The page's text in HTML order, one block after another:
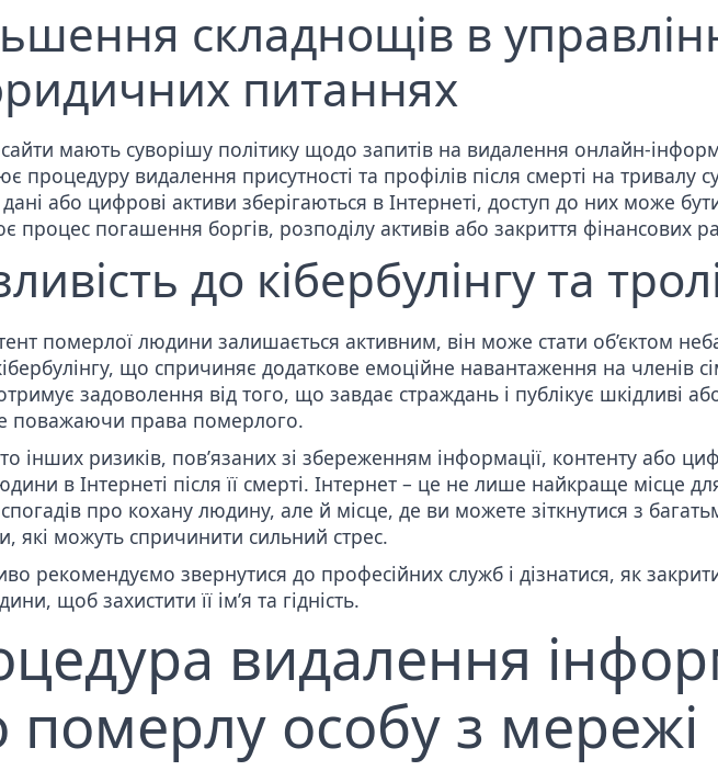
складнощів в
питаннях
мають суворішу політику щодо запитів на видалення онлайн-
процедуру видалення присутності та профілів після смерті на тривалу
дані або цифрові активи зберігаються в Інтернеті, доступ до них може
процес погашення боргів, розподілу активів або закриття фінансових
до кібербулінгу та
померлої людини залишається активним, він може стати об’єктом
що спричиняє додаткове емоційне навантаження на членів
задоволення від того, що завдає страждань і публікує шкідливі
поважаючи права померлого.
інших ризиків, пов’язаних зі збереженням інформації, контенту або
в Інтернеті після її смерті. Інтернет – це не лише найкраще місце
про кохану людину, але й місце, де ви можете зіткнутися з
які можуть спричинити сильний стрес.
рекомендуємо звернутися до професійних служб і дізнатися, як
щоб захистити її ім’я та гідність.
видалення
померлу особу з мережі